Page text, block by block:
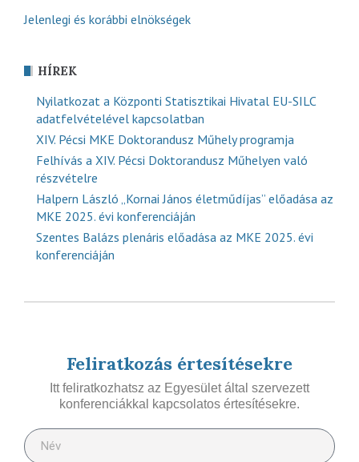
Jelenlegi és korábbi elnökségek
HÍREK
Nyilatkozat a Központi Statisztikai Hivatal EU-SILC
adatfelvételével kapcsolatban
XIV. Pécsi MKE Doktorandusz Műhely programja
Felhívás a XIV. Pécsi Doktorandusz Műhelyen való
részvételre
Halpern László „Kornai János életműdíjas” előadása az
MKE 2025. évi konferenciáján
Szentes Balázs plenáris előadása az MKE 2025. évi
konferenciáján
Feliratkozás értesítésekre
Itt feliratkozhatsz az Egyesület által szervezett
konferenciákkal kapcsolatos értesítésekre.